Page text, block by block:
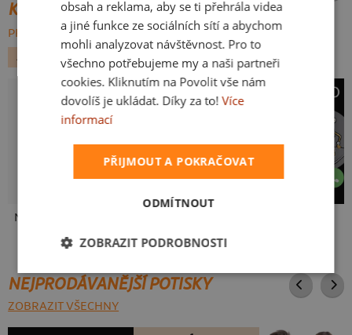
KATEGORIE
PROCHÁZET VŠE:
ALKOHOL
PÁRTY PIVO
Neklidný bez piva
NEJPRODÁVANĚJŠÍ POTISKY
ZOBRAZIT VŠECHNY
obsah a reklama, aby se ti přehrála videa
a jiné funkce ze sociálních sítí a abychom
mohli analyzovat návštěvnost. Pro to
všechno potřebujeme my a naši partneři
cookies. Kliknutím na Povolit vše nám
dovolíš je ukládat. Díky za to! Více
informací
PŘIJMOUT A POKRAČOVAT
ODMÍTNOUT
ZOBRAZIT PODROBNOSTI